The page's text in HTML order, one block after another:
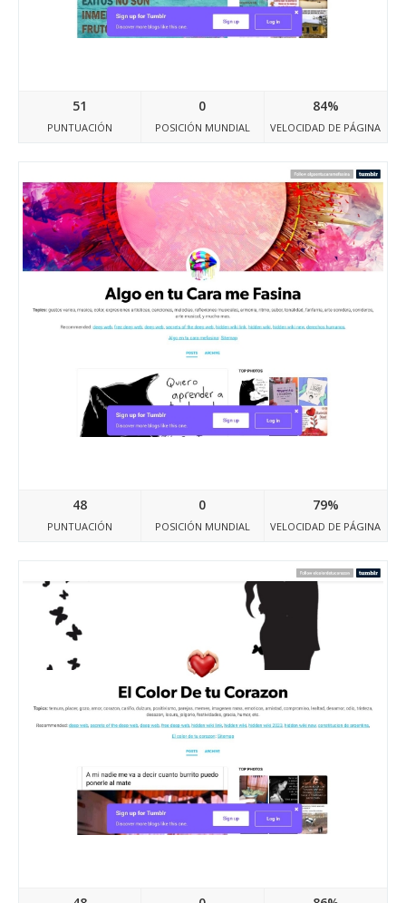
51
PUNTUACIÓN
0
POSICIÓN MUNDIAL
84%
VELOCIDAD DE PÁGINA
48
PUNTUACIÓN
0
POSICIÓN MUNDIAL
79%
VELOCIDAD DE PÁGINA